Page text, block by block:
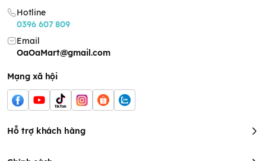
Hotline
0396 607 809
Email
OaOaMart@gmail.com
Mạng xã hội
Hỗ trợ khách hàng